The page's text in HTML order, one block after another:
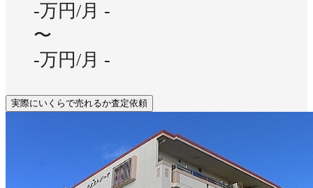
-万円/月 -
〜
-万円/月 -
実際にいくらで売れるか査定依頼